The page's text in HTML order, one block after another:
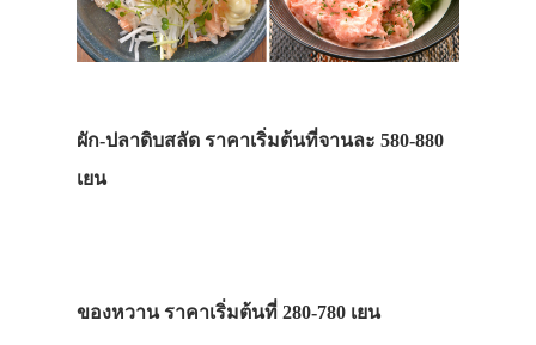
ผัก-ปลาดิบสลัด ราคาเริ่มต้นที่จานละ 580-880
เยน
ของหวาน ราคาเริ่มต้นที่ 280-780 เยน